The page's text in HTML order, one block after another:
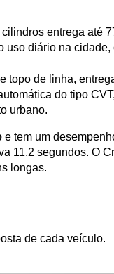
entrega até
diário na
topo de linha,
do tipo
urbano.
e tem um
11,2 segundos. O
longas.
de cada veículo.